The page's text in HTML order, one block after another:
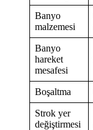
Banyo
malzemesi
Banyo
hareket
mesafesi
Boşaltma
Strok yer
değiştirmesi